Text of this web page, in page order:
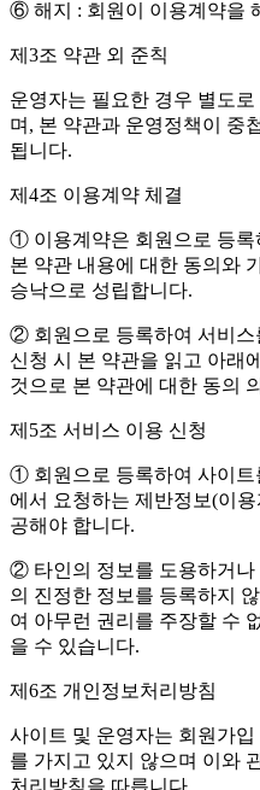
⑥ 해지 : 회원이 이용계약을
제3조 약관 외 준칙
운영자는 필요한 경우 별도
며, 본 약관과 운영정책이 중
됩니다.
제4조 이용계약 체결
① 이용계약은 회원으로 등록
본 약관 내용에 대한 동의와
승낙으로 성립합니다.
② 회원으로 등록하여 서비스
신청 시 본 약관을 읽고 아래
것으로 본 약관에 대한 동의
제5조 서비스 이용 신청
① 회원으로 등록하여 사이트
에서 요청하는 제반정보(이
공해야 합니다.
② 타인의 정보를 도용하거나
의 진정한 정보를 등록하지
여 아무런 권리를 주장할 수
을 수 있습니다.
제6조 개인정보처리방침
사이트 및 운영자는 회원가
를 가지고 있지 않으며 이와
처리방침을 따릅니다.